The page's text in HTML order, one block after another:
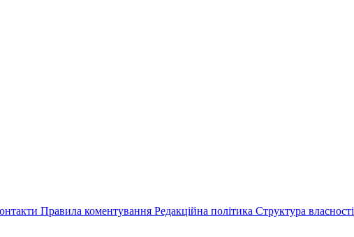
Правила коментування Редакційна політика Структура власності